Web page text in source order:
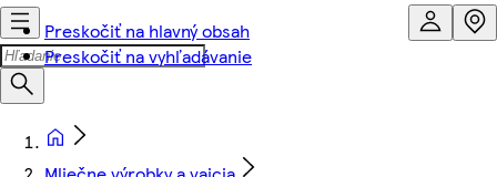
Preskočiť na hlavný obsah
Preskočiť na vyhľadávanie